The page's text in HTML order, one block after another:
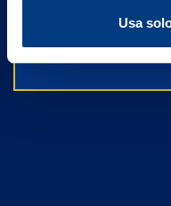
Usa
Contattaci